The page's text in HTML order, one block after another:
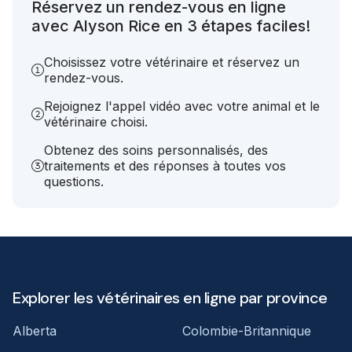
Réservez un rendez-vous en ligne
avec Alyson Rice en 3 étapes faciles!
Choisissez votre vétérinaire et réservez un
rendez-vous.
Rejoignez l'appel vidéo avec votre animal et le
vétérinaire choisi.
Obtenez des soins personnalisés, des
traitements et des réponses à toutes vos
questions.
Explorer les vétérinaires en ligne par province
Alberta Colombie-Britannique